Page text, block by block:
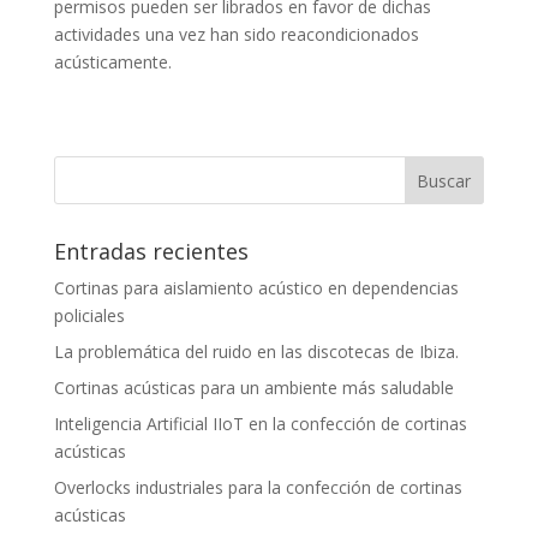
permisos pueden ser librados en favor de dichas
actividades una vez han sido reacondicionados
acústicamente.
Entradas recientes
Cortinas para aislamiento acústico en dependencias
policiales
La problemática del ruido en las discotecas de Ibiza.
Cortinas acústicas para un ambiente más saludable
Inteligencia Artificial IIoT en la confección de cortinas
acústicas
Overlocks industriales para la confección de cortinas
acústicas